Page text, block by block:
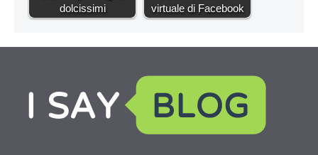
dolcissimi
virtuale di Facebook